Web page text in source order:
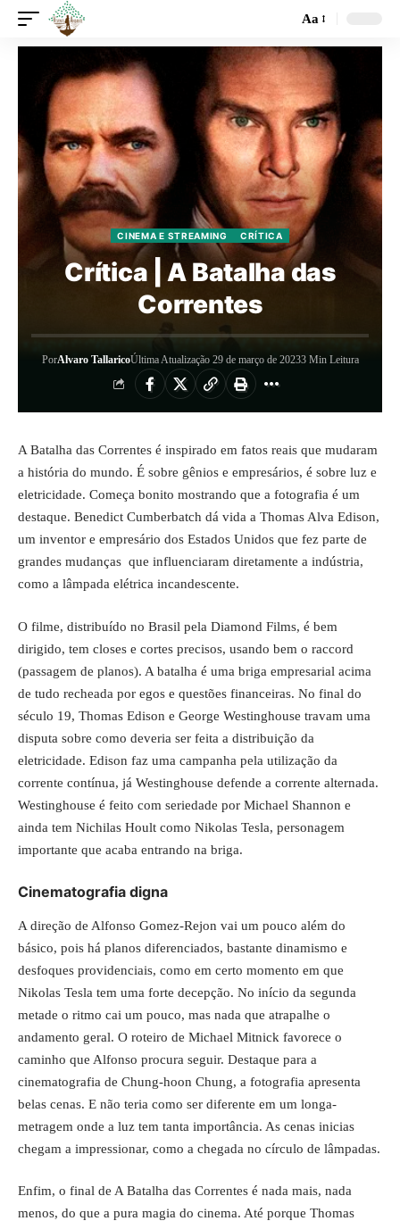
Aa
CINEMA E STREAMING CRÍTICA
Crítica | A Batalha das
Correntes
PorAlvaro TallaricoÚltima Atualização 29 de março de 20233 Min Leitura
A Batalha das Correntes é inspirado em fatos reais que mudaram
a história do mundo. É sobre gênios e empresários, é sobre luz e
eletricidade. Começa bonito mostrando que a fotografia é um
destaque. Benedict Cumberbatch dá vida a Thomas Alva Edison,
um inventor e empresário dos Estados Unidos que fez parte de
grandes mudanças que influenciaram diretamente a indústria,
como a lâmpada elétrica incandescente.
O filme, distribuído no Brasil pela Diamond Films, é bem
dirigido, tem closes e cortes precisos, usando bem o raccord
(passagem de planos). A batalha é uma briga empresarial acima
de tudo recheada por egos e questões financeiras. No final do
século 19, Thomas Edison e George Westinghouse travam uma
disputa sobre como deveria ser feita a distribuição da
eletricidade. Edison faz uma campanha pela utilização da
corrente contínua, já Westinghouse defende a corrente alternada.
Westinghouse é feito com seriedade por Michael Shannon e
ainda tem Nichilas Hoult como Nikolas Tesla, personagem
importante que acaba entrando na briga.
Cinematografia digna
A direção de Alfonso Gomez-Rejon vai um pouco além do
básico, pois há planos diferenciados, bastante dinamismo e
desfoques providenciais, como em certo momento em que
Nikolas Tesla tem uma forte decepção. No início da segunda
metade o ritmo cai um pouco, mas nada que atrapalhe o
andamento geral. O roteiro de Michael Mitnick favorece o
caminho que Alfonso procura seguir. Destaque para a
cinematografia de Chung-hoon Chung, a fotografia apresenta
belas cenas. E não teria como ser diferente em um longa-
metragem onde a luz tem tanta importância. As cenas inicias
chegam a impressionar, como a chegada no círculo de lâmpadas.
Enfim, o final de A Batalha das Correntes é nada mais, nada
menos, do que a pura magia do cinema. Até porque Thomas